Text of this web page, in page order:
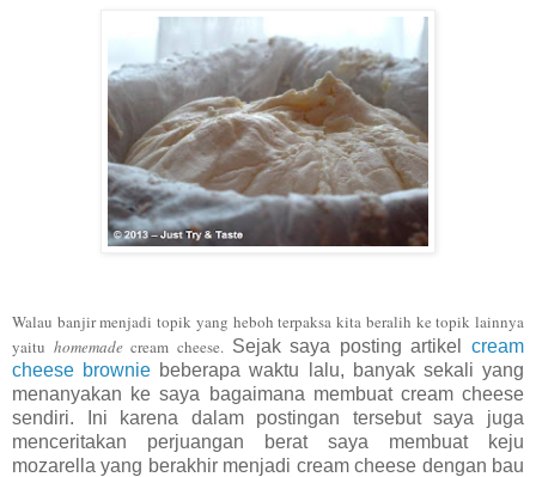
Walau banjir menjadi topik yang hebohterpaksa kita beralih ke topik lainnya
yaitu homemadecream cheese. Sejak saya posting artikel cream
cheese brownie beberapa waktu lalu, banyak sekali yang
menanyakan ke saya bagaimana membuat cream cheese
sendiri. Ini karena dalam postingan tersebut saya juga
menceritakan perjuangan berat saya membuat keju
mozarella yang berakhir menjadi cream cheese dengan bau